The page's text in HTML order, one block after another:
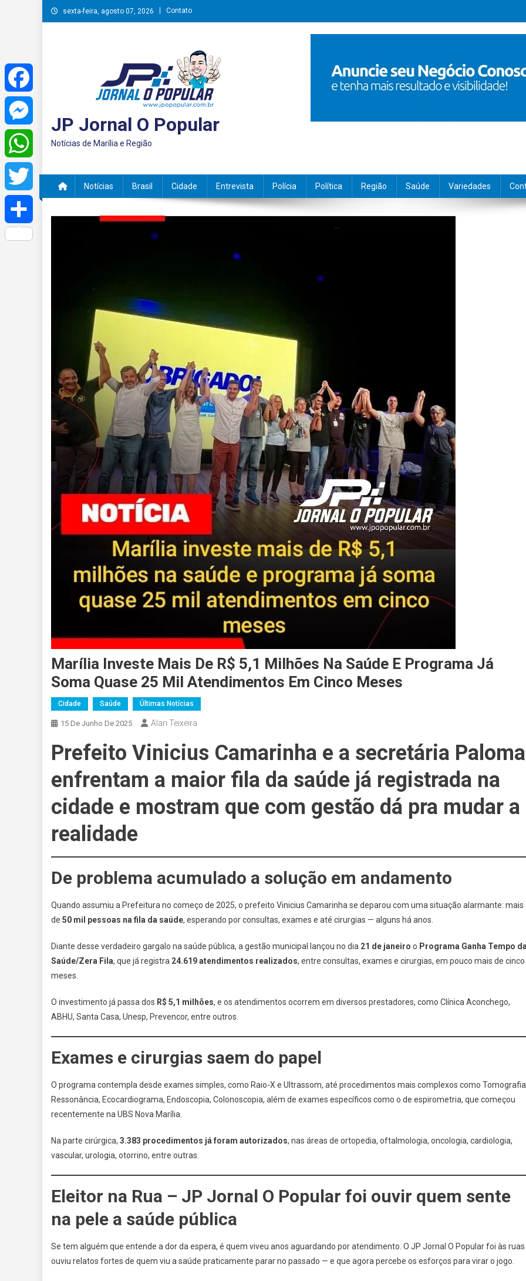
Skip
to
sexta-feira, agosto 07, 2026 Contato
JP Jornal O Popular
Notícias de Marília e Região
Notícias Brasil Cidade Entrevista Polícia Política Região Saúde Variedades
Marília Investe Mais De R$ 5,1 Milhões Na Saúde E Programa Já
Soma Quase 25 Mil Atendimentos Em Cinco Meses
Cidade Saúde Últimas Notícias
15 De Junho De 2025 Alan Teixeira
Prefeito Vinicius Camarinha e a secretária Paloma
enfrentam a maior fila da saúde já registrada na
cidade e mostram que com gestão dá pra mudar a
realidade
De problema acumulado a solução em andamento
Quando assumiu a Prefeitura no começo de 2025, o prefeito Vinicius Camarinha se deparou com uma situação alarmante: mais
de 50 mil pessoas na fila da saúde, esperando por consultas, exames e até cirurgias — alguns há anos.
Diante desse verdadeiro gargalo na saúde pública, a gestão municipal lançou no dia 21 de janeiro o Programa Ganha Tempo
Saúde/Zera Fila, que já registra 24.619 atendimentos realizados, entre consultas, exames e cirurgias, em pouco mais de cinco
meses.
O investimento já passa dos R$ 5,1 milhões, e os atendimentos ocorrem em diversos prestadores, como Clínica Aconchego,
ABHU, Santa Casa, Unesp, Prevencor, entre outros.
Exames e cirurgias saem do papel
O programa contempla desde exames simples, como Raio-X e Ultrassom, até procedimentos mais complexos como
Ressonância, Ecocardiograma, Endoscopia, Colonoscopia, além de exames específicos como o de espirometria, que começou
recentemente na UBS Nova Marília.
Na parte cirúrgica, 3.383 procedimentos já foram autorizados, nas áreas de ortopedia, oftalmologia, oncologia, cardiologia,
vascular, urologia, otorrino, entre outras.
Eleitor na Rua – JP Jornal O Popular foi ouvir quem sente
na pele a saúde pública
Se tem alguém que entende a dor da espera, é quem viveu anos aguardando por atendimento. O JP Jornal O Popular foi às ruas
ouviu relatos fortes de quem viu a saúde praticamente parar no passado — e que agora percebe os esforços para virar o jogo.
Facebook
Messenger
WhatsApp
Twitter
Share